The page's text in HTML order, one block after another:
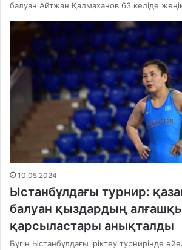
балуан Айтжан Қалмаханов 63 келіде
10.05.2024
Ыстанбұлдағы турнир:
балуан қыздардың
қарсыластары анықталды
Бүгін Ыстанбұлдағы іріктеу турнирінде